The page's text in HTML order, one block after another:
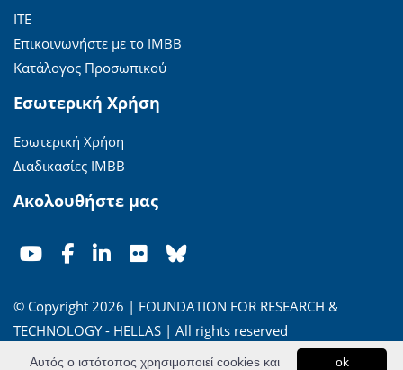
ΙΤΕ
Επικοινωνήστε με το ΙΜΒΒ
Κατάλογος Προσωπικού
Εσωτερική Χρήση
Εσωτερική Χρήση
Διαδικασίες ΙΜΒΒ
Ακολουθήστε μας
© Copyright 2026 | FOUNDATION FOR RESEARCH &
TECHNOLOGY - HELLAS | All rights reserved
ok
Αυτός ο ιστότοπος χρησιμοποιεί cookies και